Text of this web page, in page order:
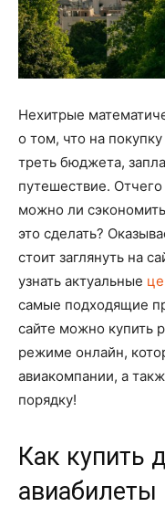
Нехитрые
о том, что на
треть бюджета,
путешествие.
можно ли
это сделать?
стоит заглянуть на
узнать актуальные
самые подходящие
сайте можно купить
режиме онлайн,
авиакомпании, а
порядку!
Как купить
авиабилеты